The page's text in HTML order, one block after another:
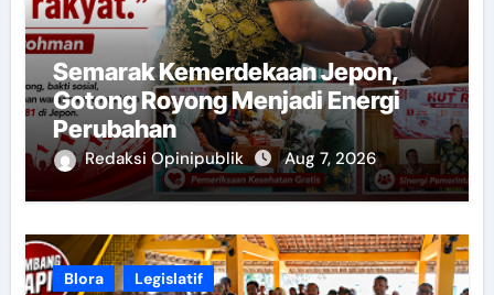
Semarak Kemerdekaan Jepon,
Gotong Royong Menjadi Energi
Perubahan
Redaksi Opinipublik Aug 7, 2026
Blora Legislatif